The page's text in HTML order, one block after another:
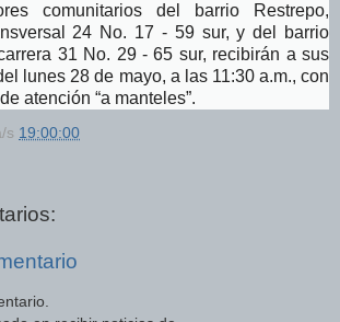
comunitarios del barrio Restrepo,
24 No. 17 - 59 sur, y del barrio
31 No. 29 - 65 sur, recibirán a sus
lunes 28 de mayo, a las 11:30 a.m., con
atención “a manteles”.
s 19:00:00